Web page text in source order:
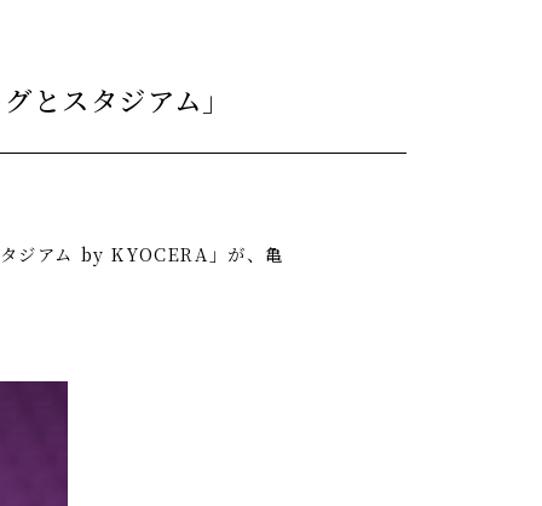
とスタジアム」
ジアム by KYOCERA」が、亀